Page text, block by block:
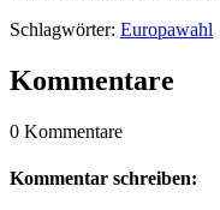
Schlagwörter: Europawahl
Kommentare
0 Kommentare
Kommentar schreiben: